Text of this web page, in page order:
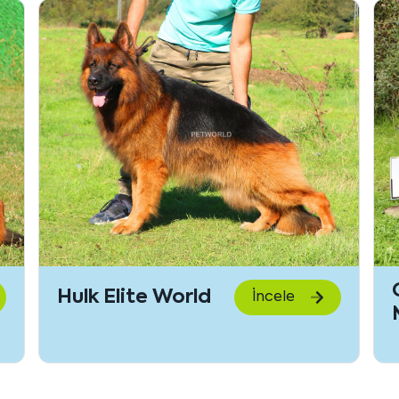
Gerry vom Land
İncele